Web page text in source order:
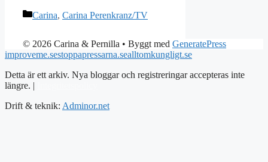
Kategorier
Carina, Carina Perenkranz/TV
© 2026 Carina & Pernilla • Byggt med GeneratePress
improveme.sestoppapressarna.sealltomkungligt.se
Detta är ett arkiv. Nya bloggar och registreringar accepteras inte
längre. |
Drift & teknik: Adminor.net